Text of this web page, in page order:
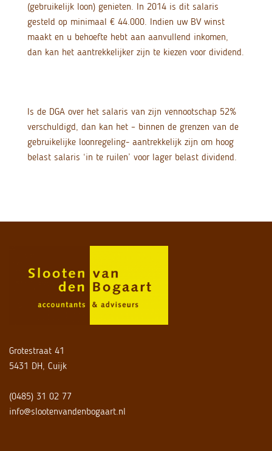
(gebruikelijk loon) genieten. In 2014 is dit salaris
gesteld op minimaal € 44.000. Indien uw BV winst
maakt en u behoefte hebt aan aanvullend inkomen,
dan kan het aantrekkelijker zijn te kiezen voor dividend.
Is de DGA over het salaris van zijn vennootschap 52%
verschuldigd, dan kan het – binnen de grenzen van de
gebruikelijke loonregeling- aantrekkelijk zijn om hoog
belast salaris ‘in te ruilen’ voor lager belast dividend.
Grotestraat 41
5431 DH, Cuijk
(0485) 31 02 77
info@slootenvandenbogaart.nl